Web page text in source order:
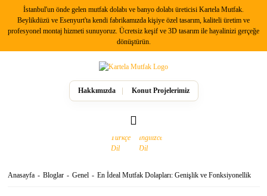
İstanbul'un önde gelen mutfak dolabı ve banyo dolabı üreticisi Kartela Mutfak.
Beylikdüzü ve Esenyurt'ta kendi fabrikamızda kişiye özel tasarım, kaliteli üretim ve
profesyonel montaj hizmeti sunuyoruz. Ücretsiz keşif ve 3D tasarım ile hayalinizi gerçeğe
dönüştürün.
Hakkımızda Konut Projelerimiz
Anasayfa Bloglar Genel En İdeal Mutfak Dolapları: Genişlik ve Fonksiyonellik
Geri Dön
Modern Mutfak Dolapları